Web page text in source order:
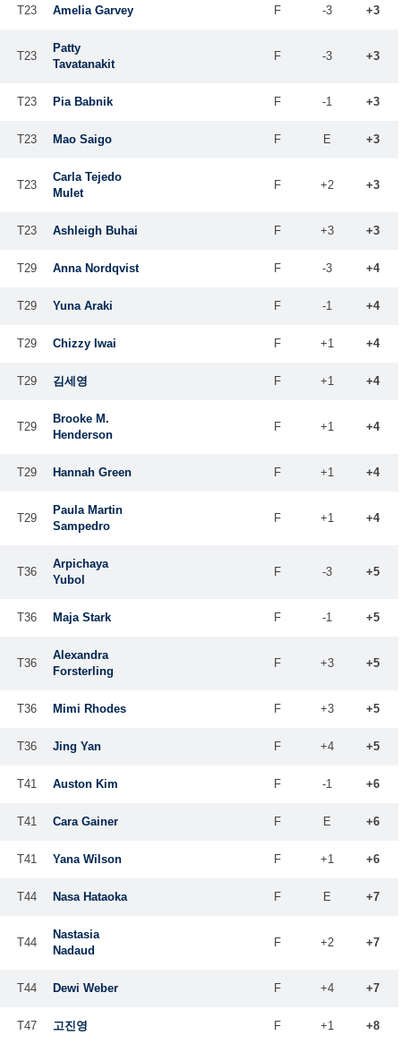
T23 Amelia Garvey F -3 +3
T23
Patty
Tavatanakit
F -3 +3
T23 Pia Babnik F -1 +3
T23 Mao Saigo F E +3
T23
Carla Tejedo
Mulet
F +2 +3
T23 Ashleigh Buhai F +3 +3
T29 Anna Nordqvist F -3 +4
T29 Yuna Araki F -1 +4
T29 Chizzy Iwai F +1 +4
T29 김세영 F +1 +4
T29
Brooke M.
Henderson
F +1 +4
T29 Hannah Green F +1 +4
T29
Paula Martin
Sampedro
F +1 +4
T36
Arpichaya
Yubol
F -3 +5
T36 Maja Stark F -1 +5
T36
Alexandra
Forsterling
F +3 +5
T36 Mimi Rhodes F +3 +5
T36 Jing Yan F +4 +5
T41 Auston Kim F -1 +6
T41 Cara Gainer F E +6
T41 Yana Wilson F +1 +6
T44 Nasa Hataoka F E +7
T44
Nastasia
Nadaud
F +2 +7
T44 Dewi Weber F +4 +7
T47 고진영 F +1 +8